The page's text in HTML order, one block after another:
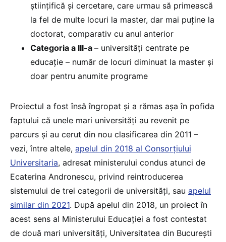
științifică și cercetare, care urmau să primească
la fel de multe locuri la master, dar mai puține la
doctorat, comparativ cu anul anterior
Categoria a III-a – universități centrate pe
educație – număr de locuri diminuat la master și
doar pentru anumite programe
Proiectul a fost însă îngropat și a rămas așa în pofida
faptului că unele mari universități au revenit pe
parcurs și au cerut din nou clasificarea din 2011 –
vezi, între altele, apelul din 2018 al Consorțiului
Universitaria, adresat ministerului condus atunci de
Ecaterina Andronescu, privind reintroducerea
sistemului de trei categorii de universități, sau apelul
similar din 2021. După apelul din 2018, un proiect în
acest sens al Ministerului Educației a fost contestat
de două mari universități, Universitatea din București